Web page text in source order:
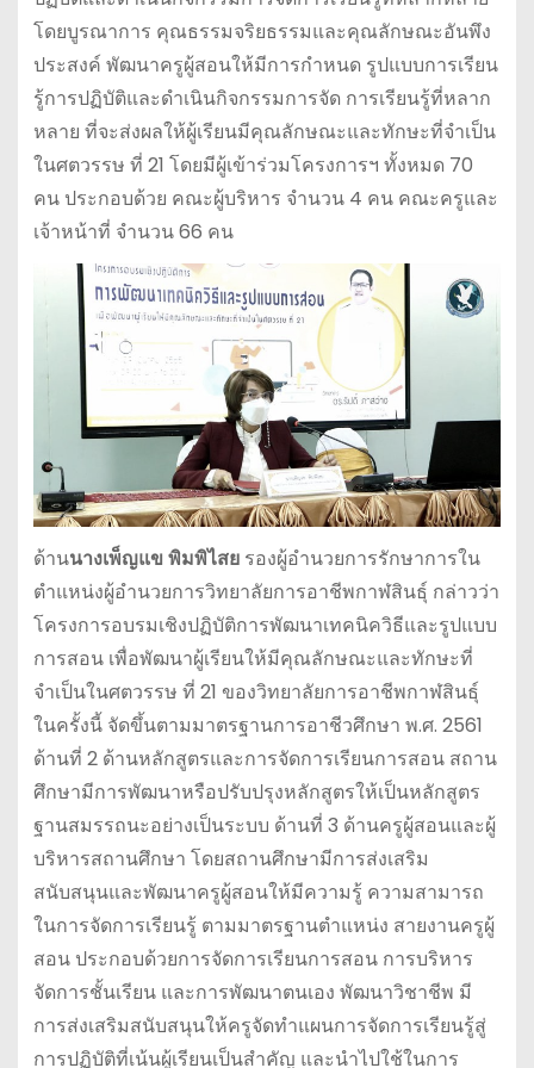
โดยบูรณาการ คุณธรรมจริยธรรมและคุณลักษณะอันพึง
ประสงค์ พัฒนาครูผู้สอนให้มีการกําหนด รูปแบบการเรียน
รู้การปฏิบัติและดำเนินกิจกรรมการจัด การเรียนรู้ที่หลาก
หลาย ที่จะส่งผลให้ผู้เรียนมีคุณลักษณะและทักษะที่จําเป็น
ในศตวรรษ ที่ 21 โดยมีผู้เข้าร่วมโครงการฯ ทั้งหมด 70
คน ประกอบด้วย คณะผู้บริหาร จำนวน 4 คน คณะครูและ
เจ้าหน้าที่ จำนวน 66 คน
ด้านนางเพ็ญแข พิมพิไสยรองผู้อำนวยการรักษาการใน
ตำแหน่งผู้อำนวยการวิทยาลัยการอาชีพกาฬสินธุ์ กล่าวว่า
โครงการอบรมเชิงปฏิบัติการพัฒนาเทคนิควิธีและรูปแบบ
การสอน เพื่อพัฒนาผู้เรียนให้มีคุณลักษณะและทักษะที่
จำเป็นในศตวรรษ ที่ 21 ของวิทยาลัยการอาชีพกาฬสินธุ์
ในครั้งนี้ จัดขึ้นตามมาตรฐานการอาชีวศึกษา พ.ศ. 2561
ด้านที่ 2 ด้านหลักสูตรและการจัดการเรียนการสอน สถาน
ศึกษามีการพัฒนาหรือปรับปรุงหลักสูตรให้เป็นหลักสูตร
ฐานสมรรถนะอย่างเป็นระบบ ด้านที่ 3 ด้านครูผู้สอนและผู้
บริหารสถานศึกษา โดยสถานศึกษามีการส่งเสริม
สนับสนุนและพัฒนาครูผู้สอนให้มีความรู้ ความสามารถ
ในการจัดการเรียนรู้ ตามมาตรฐานตําแหน่ง สายงานครูผู้
สอน ประกอบด้วยการจัดการเรียนการสอน การบริหาร
จัดการชั้นเรียน และการพัฒนาตนเอง พัฒนาวิชาชีพ มี
การส่งเสริมสนับสนุนให้ครูจัดทำแผนการจัดการเรียนรู้สู่
การปฏิบัติที่เน้นผู้เรียนเป็นสำคัญ และนําไปใช้ในการ